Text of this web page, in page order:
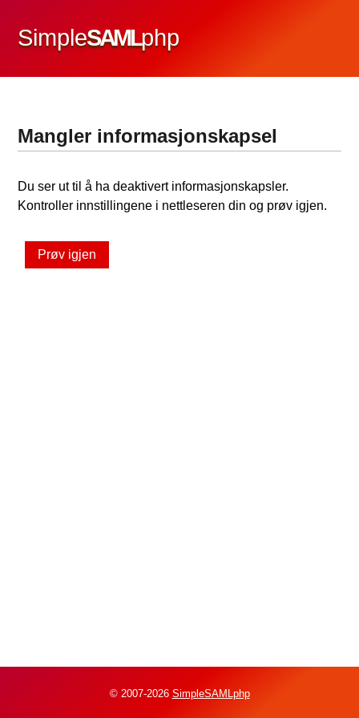
SimpleSAMLphp
Mangler informasjonskapsel
Du ser ut til å ha deaktivert informasjonskapsler.
Kontroller innstillingene i nettleseren din og prøv igjen.
Prøv igjen
© 2007-2026 SimpleSAMLphp